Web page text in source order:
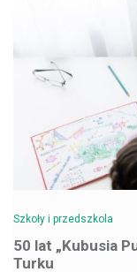
Szkoły i przedszkola
50 lat „Kubusia
Turku